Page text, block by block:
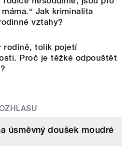
Jak kriminalita
vztahy?
rodině, tolik pojetí
Proč je těžké odpouštět
úsměvný doušek moudré